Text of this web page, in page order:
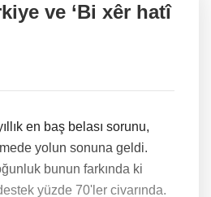
ve ‘Bi xêr hatî
en baş belası sorunu,
yolun sonuna geldi.
bunun farkında ki
yüzde 70'ler civarında.